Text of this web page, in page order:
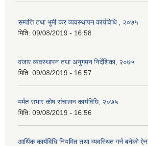
सम्पत्ति तथा भुमी कर व्यवस्थापन कार्यविधि , २०७५
मिति: 09/08/2019 - 16:58
वजार व्यवस्थापन तथा अनुगमन निर्देशिका, २०७५
मिति: 09/08/2019 - 16:57
मर्मत संभार कोष संचालन कार्यविधि, २०७५
मिति: 09/08/2019 - 16:56
आर्थिक कार्यविधि नियमित तथा व्यवस्थित गर्न बनेको ऐन,